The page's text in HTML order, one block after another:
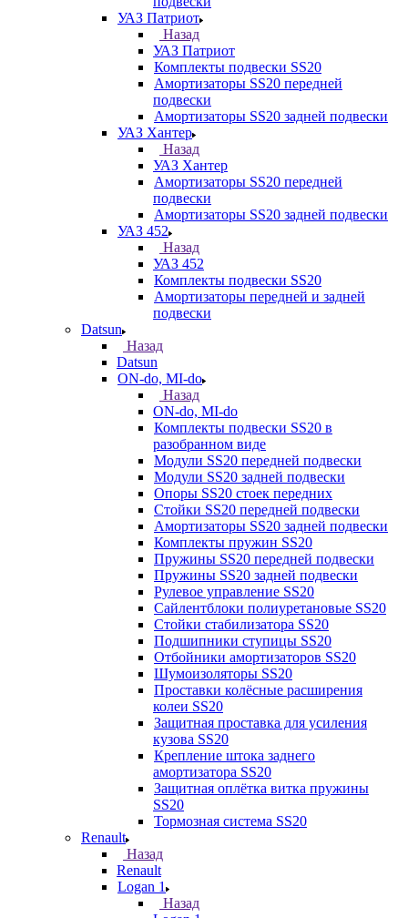
УАЗ Патриот
Назад
УАЗ Патриот
Комплекты подвески SS20
Амортизаторы SS20 передней
подвески
Амортизаторы SS20 задней подвески
УАЗ Хантер
Назад
УАЗ Хантер
Амортизаторы SS20 передней
подвески
Амортизаторы SS20 задней подвески
УАЗ 452
Назад
УАЗ 452
Комплекты подвески SS20
Амортизаторы передней и задней
подвески
Datsun
Назад
Datsun
ON-do, MI-do
Назад
ON-do, MI-do
Комплекты подвески SS20 в
разобранном виде
Модули SS20 передней подвески
Модули SS20 задней подвески
Опоры SS20 стоек передних
Стойки SS20 передней подвески
Амортизаторы SS20 задней подвески
Комплекты пружин SS20
Пружины SS20 передней подвески
Пружины SS20 задней подвески
Рулевое управление SS20
Сайлентблоки полиуретановые SS20
Стойки стабилизатора SS20
Подшипники ступицы SS20
Отбойники амортизаторов SS20
Шумоизоляторы SS20
Проставки колёсные расширения
колеи SS20
Защитная проставка для усиления
кузова SS20
Крепление штока заднего
амортизатора SS20
Защитная оплётка витка пружины
SS20
Тормозная система SS20
Renault
Назад
Renault
Logan 1
Назад